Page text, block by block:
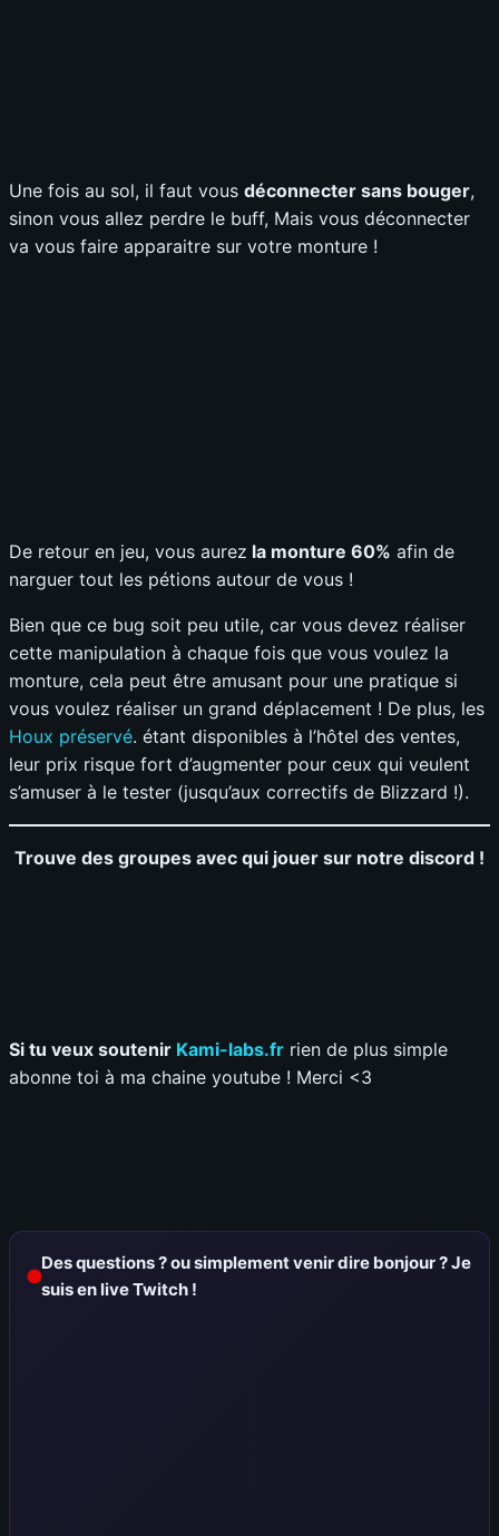
Une fois au sol, il faut vous déconnecter sans bouger,
sinon vous allez perdre le buff, Mais vous déconnecter
va vous faire apparaitre sur votre monture !
De retour en jeu, vous aurez la monture 60% afin de
narguer tout les pétions autour de vous !
Bien que ce bug soit peu utile, car vous devez réaliser
cette manipulation à chaque fois que vous voulez la
monture, cela peut être amusant pour une pratique si
vous voulez réaliser un grand déplacement ! De plus, les
Houx préservé. étant disponibles à l’hôtel des ventes,
leur prix risque fort d’augmenter pour ceux qui veulent
s’amuser à le tester (jusqu’aux correctifs de Blizzard !).
Trouve des groupes avec qui jouer sur notre discord !
Si tu veux soutenir Kami-labs.fr rien de plus simple
abonne toi à ma chaine youtube ! Merci <3
Des questions ? ou simplement venir dire bonjour ? Je
suis en live Twitch !